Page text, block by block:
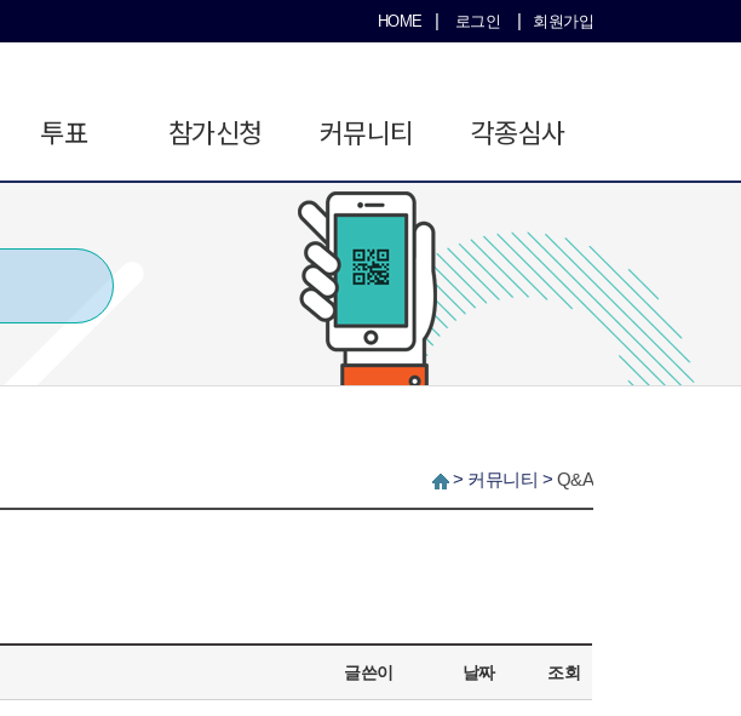
HOME 로그인 회원가입
투표 참가신청 커뮤니티 각종심사
> 커뮤니티 > Q&A
글쓴이 날짜 조회